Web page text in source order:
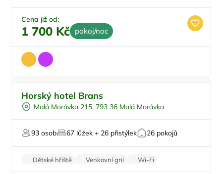
Parkování zdarma
Cena již od:
1 700 Kč pokoj/noc
Polopenze
Wellness procedury
Pro majitele mazlíčků
Horský hotel Brans
Malá Morávka 215, 793 36 Malá Morávka
93 osob 67 lůžek + 26 přistýlek 26 pokojů
Dětské hřiště Venkovní gril
Wi-Fi
Balkon/terasa